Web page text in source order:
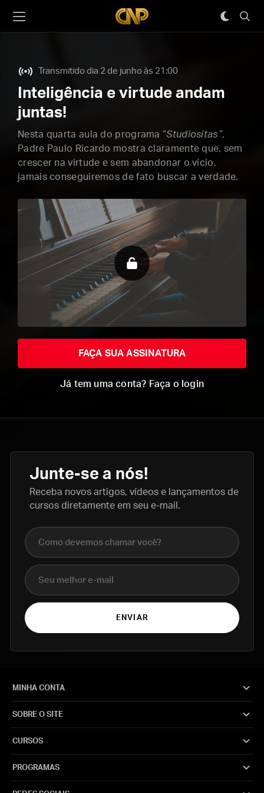
Transmitido dia 2 de junho às 21:00
Inteligência e virtude andam
juntas!
Nesta quarta aula do programa “Studiositas”,
Padre Paulo Ricardo mostra claramente que, sem
crescer na virtude e sem abandonar o vício,
jamais conseguiremos de fato buscar a verdade.
FAÇA SUA ASSINATURA
Já tem uma conta? Faça o login
Junte-se a nós!
Receba novos artigos, vídeos e lançamentos de
cursos diretamente em seu e-mail.
Nome completo
E-mail
ENVIAR
MINHA CONTA
SOBRE O SITE
CURSOS
PROGRAMAS